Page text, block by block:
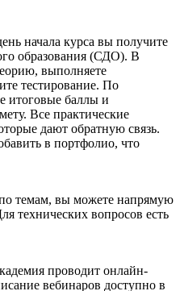
начала курса вы получите
образования (СДО). В
выполняете
тестирование. По
итоговые баллы и
Все практические
дают обратную связь.
в портфолио, что
темам, вы можете напрямую
технических вопросов есть
проводит онлайн-
вебинаров доступно в